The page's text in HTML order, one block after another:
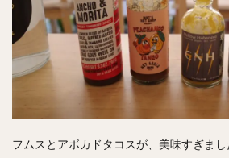
フムスとアボカドタコスが、美味すぎまし